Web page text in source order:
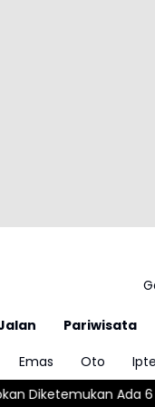
Pariwisata
Emas
Oto
Juta Data Ganda